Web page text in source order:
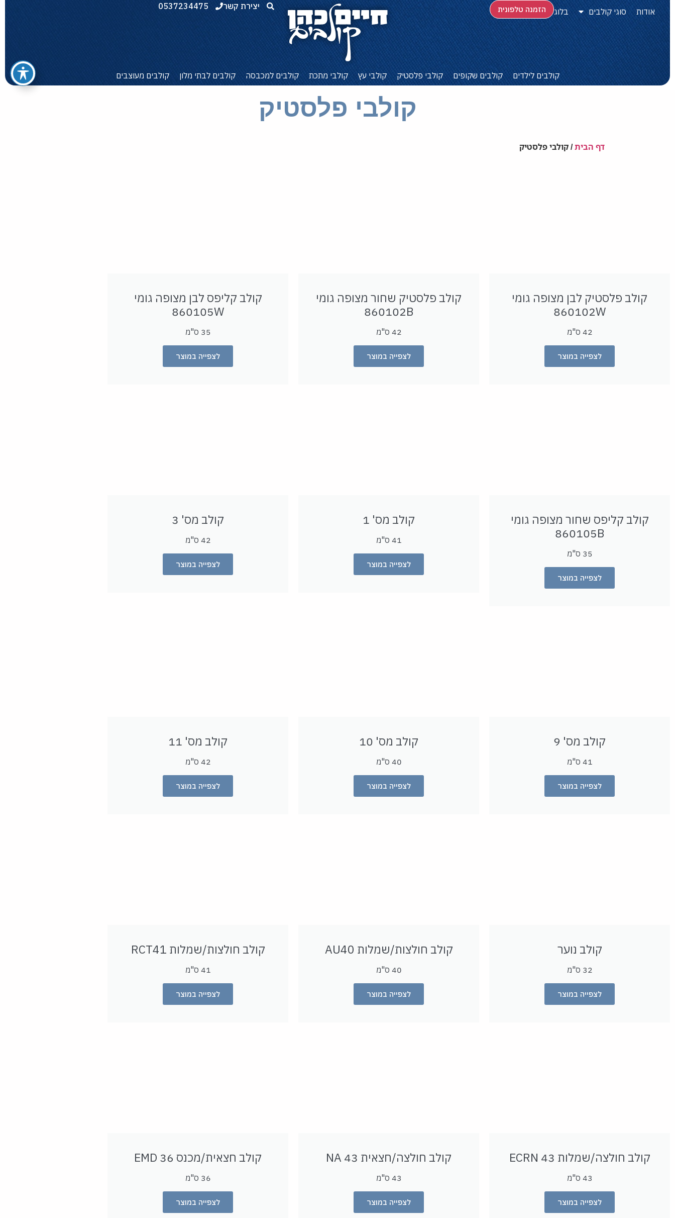
אודות סוגי קולבים בלוג הזמנה טלפונית יצירת קשר 0537234475
קולבים לילדים קולבים שקופים קולבי פלסטיק קולבי עץ קולבי מתכת קולבים למכבסה קולבים לבתי מלון קולבים מעוצבים
קולבי פלסטיק
דף הבית/קולבי פלסטיק
קולב פלסטיק לבן מצופה גומי
860102W
42 ס"מ
לצפייה במוצר
קולב פלסטיק שחור מצופה גומי
860102B
42 ס"מ
לצפייה במוצר
קולב קליפס לבן מצופה גומי
860105W
35 ס"מ
לצפייה במוצר
קולב קליפס שחור מצופה גומי
860105B
35 ס"מ
לצפייה במוצר
קולב מס' 1
41 ס"מ
לצפייה במוצר
קולב מס' 3
42 ס"מ
לצפייה במוצר
קולב מס' 9
41 ס"מ
לצפייה במוצר
קולב מס' 10
40 ס"מ
לצפייה במוצר
קולב מס' 11
42 ס"מ
לצפייה במוצר
קולב נוער
32 ס"מ
לצפייה במוצר
קולב חולצות/שמלות AU40
40 ס"מ
לצפייה במוצר
קולב חולצות/שמלות RCT41
41 ס"מ
לצפייה במוצר
קולב חולצה/שמלות 43 ECRN
43 ס"מ
לצפייה במוצר
קולב חולצה/חצאית 43 NA
43 ס"מ
לצפייה במוצר
קולב חצאית/מכנס 36 EMD
36 ס"מ
לצפייה במוצר